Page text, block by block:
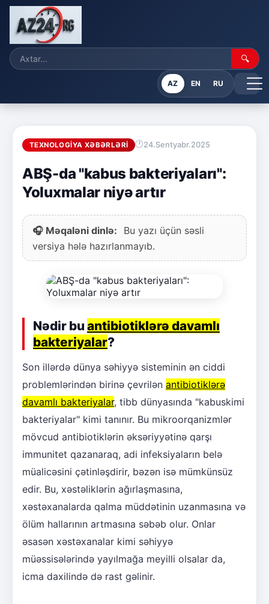
🔍
AZ EN RU
TEXNOLOGIYA XƏBƏRLƏRI 24.Sentyabr.2025
ABŞ-da "kabus bakteriyaları":
Yoluxmalar niyə artır
🎧 Məqaləni dinlə:
Bu yazı üçün səsli
versiya hələ hazırlanmayıb.
Nədir bu antibiotiklərə davamlı
bakteriyalar?
Son illərdə dünya səhiyyə sisteminin ən ciddi
problemlərindən birinə çevrilən antibiotiklərə
davamlı bakteriyalar, tibb dünyasında "kabuskimi
bakteriyalar" kimi tanınır. Bu mikroorqanizmlər
mövcud antibiotiklərin əksəriyyətinə qarşı
immunitet qazanaraq, adi infeksiyaların belə
müalicəsini çətinləşdirir, bəzən isə mümkünsüz
edir. Bu, xəstəliklərin ağırlaşmasına,
xəstəxanalarda qalma müddətinin uzanmasına və
ölüm hallarının artmasına səbəb olur. Onlar
əsasən xəstəxanalar kimi səhiyyə
müəssisələrində yayılmağa meyilli olsalar da,
icma daxilində də rast gəlinir.